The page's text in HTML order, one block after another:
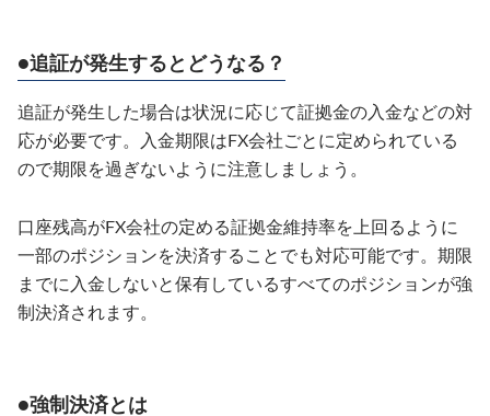
●追証が発生するとどうなる？
追証が発生した場合は状況に応じて証拠金の入金などの対
応が必要です。入金期限はFX会社ごとに定められている
ので期限を過ぎないように注意しましょう。
口座残高がFX会社の定める証拠金維持率を上回るように
一部のポジションを決済することでも対応可能です。期限
までに入金しないと保有しているすべてのポジションが強
制決済されます。
●強制決済とは